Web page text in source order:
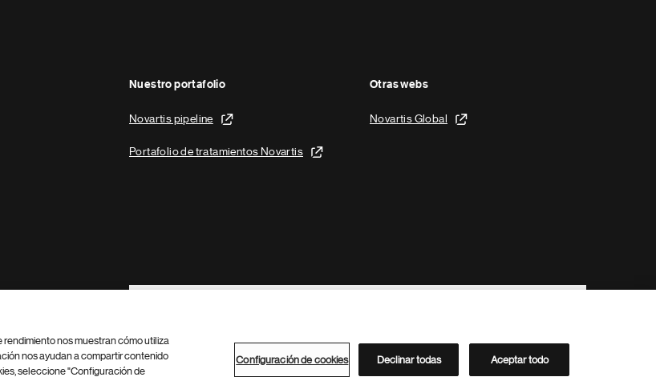
Nuestro portafolio
Novartis pipeline
Portafolio de tratamientos Novartis
Otras webs
Novartis Global
Footer Site Search
Directorio de Novartis
nos muestran cómo utiliza
nos ayudan a compartir contenido
seleccione "Configuración de
Configuración de cookies Declinar todas Aceptar todo